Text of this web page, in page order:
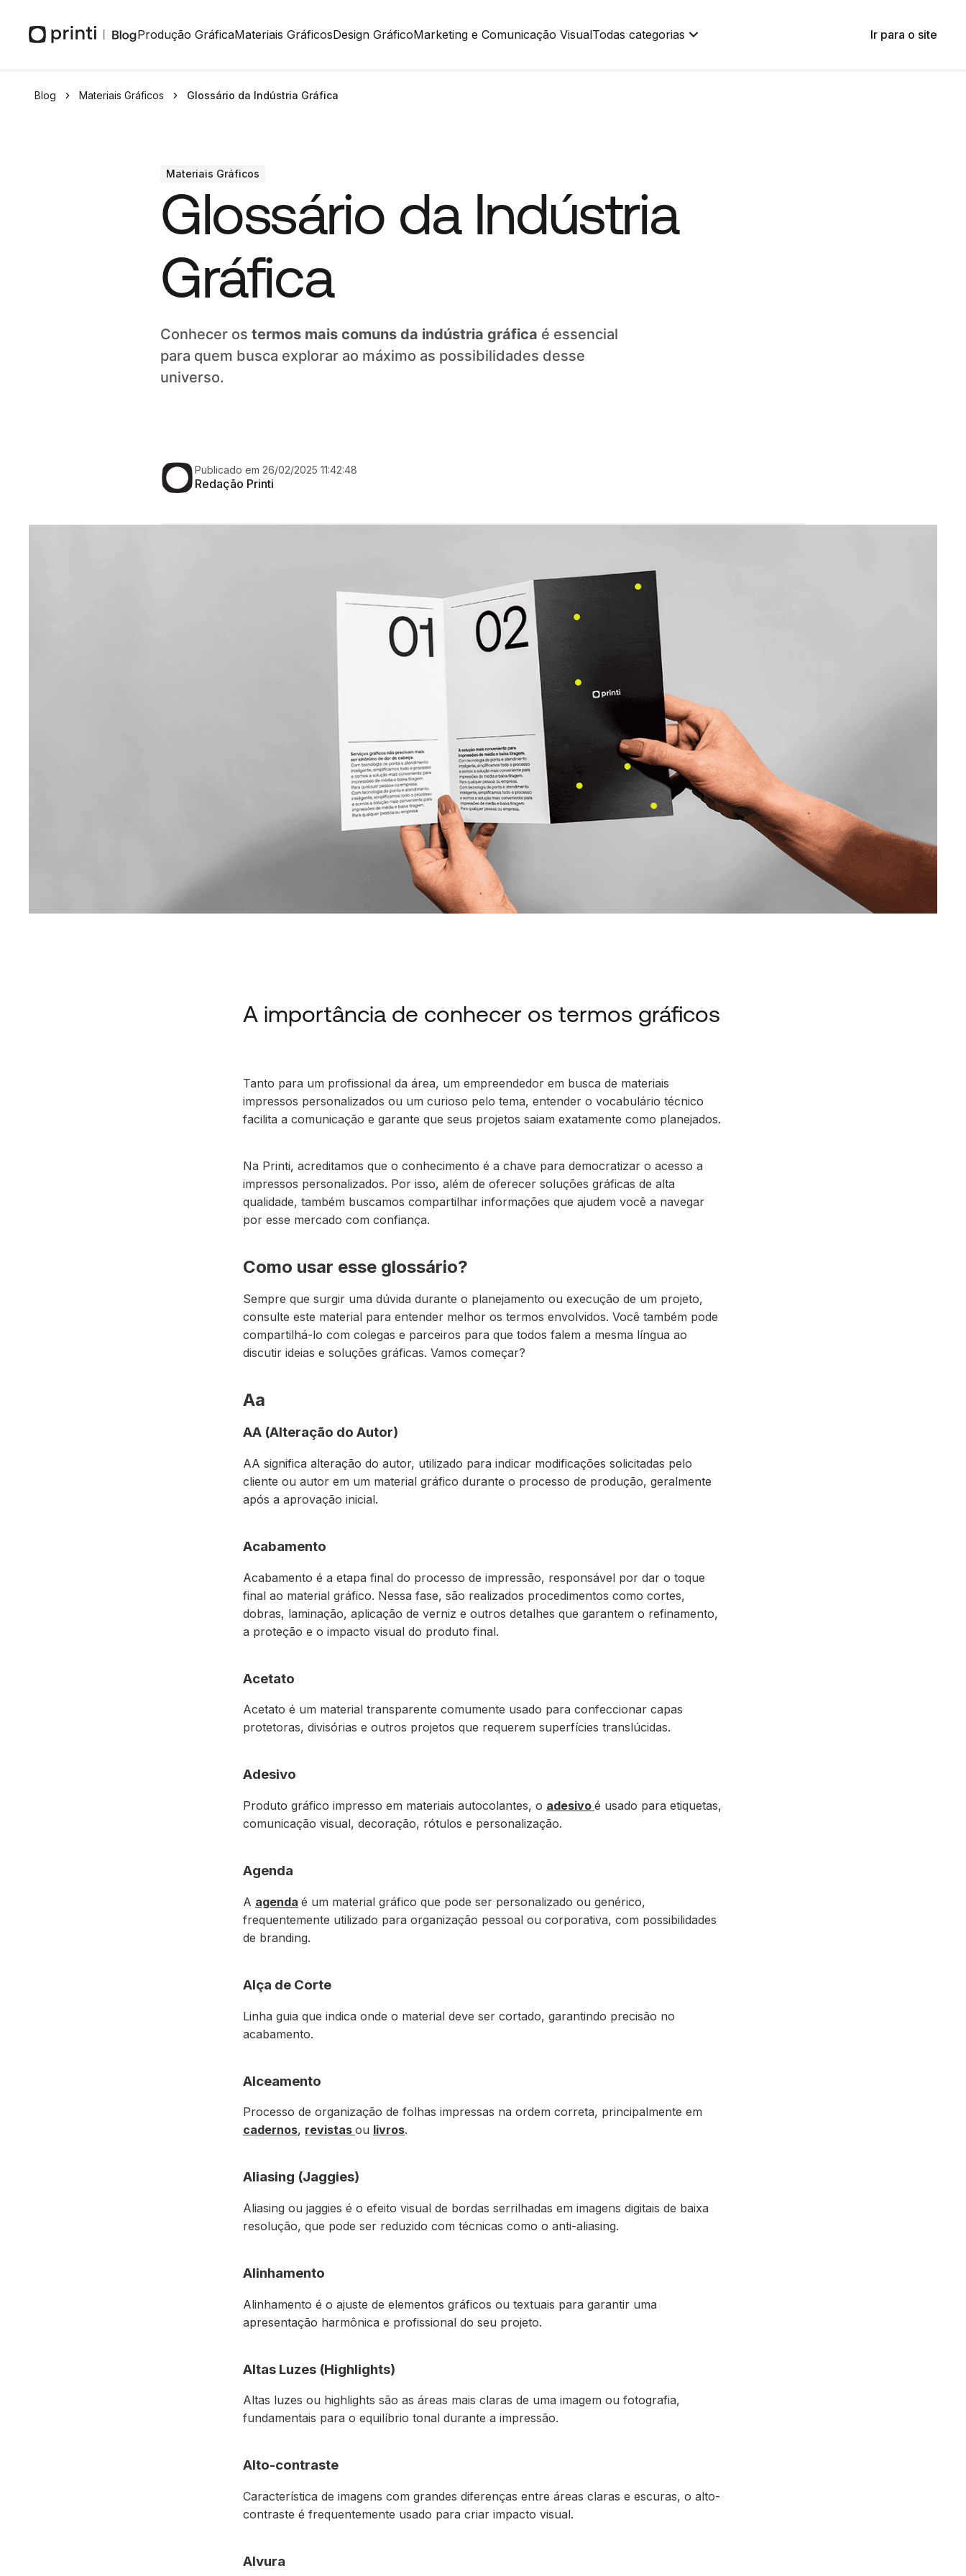
Produção GráficaMateriais GráficosDesign GráficoMarketing e Comunicação VisualTodas categorias Ir para o site
Blog Materiais Gráficos Glossário da Indústria Gráfica
Materiais Gráficos
Glossário da Indústria
Gráfica
Conhecer os termos mais comuns da indústria gráfica é essencial
para quem busca explorar ao máximo as possibilidades desse
universo.
Publicado em 26/02/2025 11:42:48
Redação Printi
A importância de conhecer os termos gráficos
Tanto para um profissional da área, um empreendedor em busca de materiais
impressos personalizados ou um curioso pelo tema, entender o vocabulário técnico
facilita a comunicação e garante que seus projetos saiam exatamente como planejados.
Na Printi, acreditamos que o conhecimento é a chave para democratizar o acesso a
impressos personalizados. Por isso, além de oferecer soluções gráficas de alta
qualidade, também buscamos compartilhar informações que ajudem você a navegar
por esse mercado com confiança.
Como usar esse glossário?
Sempre que surgir uma dúvida durante o planejamento ou execução de um projeto,
consulte este material para entender melhor os termos envolvidos. Você também pode
compartilhá-lo com colegas e parceiros para que todos falem a mesma língua ao
discutir ideias e soluções gráficas. Vamos começar?
Aa
AA (Alteração do Autor)
AA significa alteração do autor, utilizado para indicar modificações solicitadas pelo
cliente ou autor em um material gráfico durante o processo de produção, geralmente
após a aprovação inicial.
Acabamento
Acabamento é a etapa final do processo de impressão, responsável por dar o toque
final ao material gráfico. Nessa fase, são realizados procedimentos como cortes,
dobras, laminação, aplicação de verniz e outros detalhes que garantem o refinamento,
a proteção e o impacto visual do produto final.
Acetato
Acetato é um material transparente comumente usado para confeccionar capas
protetoras, divisórias e outros projetos que requerem superfícies translúcidas.
Adesivo
Produto gráfico impresso em materiais autocolantes, o adesivo é usado para etiquetas,
comunicação visual, decoração, rótulos e personalização.
Agenda
A agenda é um material gráfico que pode ser personalizado ou genérico,
frequentemente utilizado para organização pessoal ou corporativa, com possibilidades
de branding.
Alça de Corte
Linha guia que indica onde o material deve ser cortado, garantindo precisão no
acabamento.
Alceamento
Processo de organização de folhas impressas na ordem correta, principalmente em
cadernos, revistas ou livros.
Aliasing (Jaggies)
Aliasing ou jaggies é o efeito visual de bordas serrilhadas em imagens digitais de baixa
resolução, que pode ser reduzido com técnicas como o anti-aliasing.
Alinhamento
Alinhamento é o ajuste de elementos gráficos ou textuais para garantir uma
apresentação harmônica e profissional do seu projeto.
Altas Luzes (Highlights)
Altas luzes ou highlights são as áreas mais claras de uma imagem ou fotografia,
fundamentais para o equilíbrio tonal durante a impressão.
Alto-contraste
Característica de imagens com grandes diferenças entre áreas claras e escuras, o alto-
contraste é frequentemente usado para criar impacto visual.
Alvura